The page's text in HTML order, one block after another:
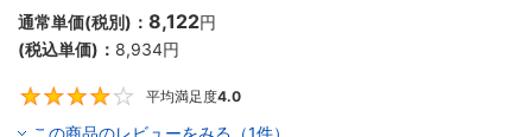
通常単価(税別)： 8,122円
(税込単価)： 8,934円
平均満足度4.0
この商品のレビューをみる（1件）